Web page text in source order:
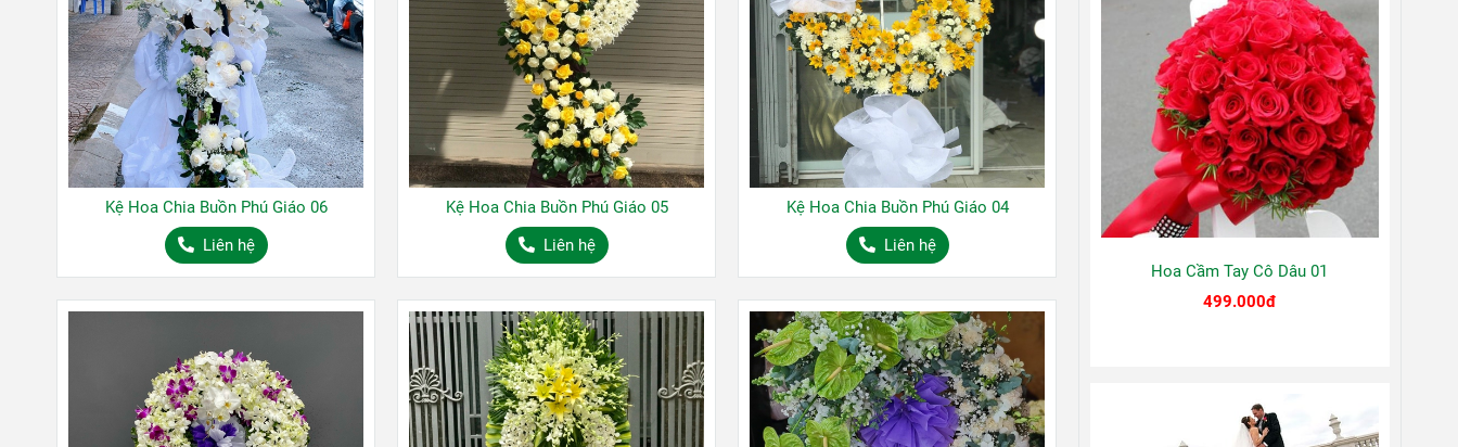
Kệ Hoa Chia Buồn Phú Giáo 06
Liên hệ
Kệ Hoa Chia Buồn Phú Giáo 05
Liên hệ
Kệ Hoa Chia Buồn Phú Giáo 04
Liên hệ
Hoa Cầm Tay Cô Dâu 01
499.000đ